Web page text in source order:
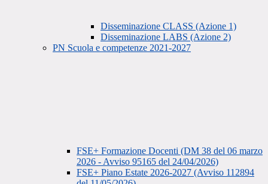
Disseminazione CLASS (Azione 1)
Disseminazione LABS (Azione 2)
PN Scuola e competenze 2021-2027
FSE+ Formazione Docenti (DM 38 del 06 marzo
2026 - Avviso 95165 del 24/04/2026)
FSE+ Piano Estate 2026-2027 (Avviso 112894